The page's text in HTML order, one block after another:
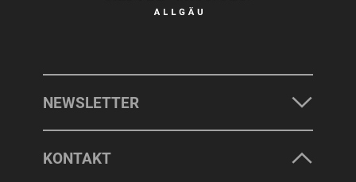
NEWSLETTER
KONTAKT